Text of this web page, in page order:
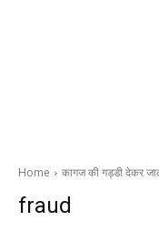
Home कागज की गड्डी देकर
fraud